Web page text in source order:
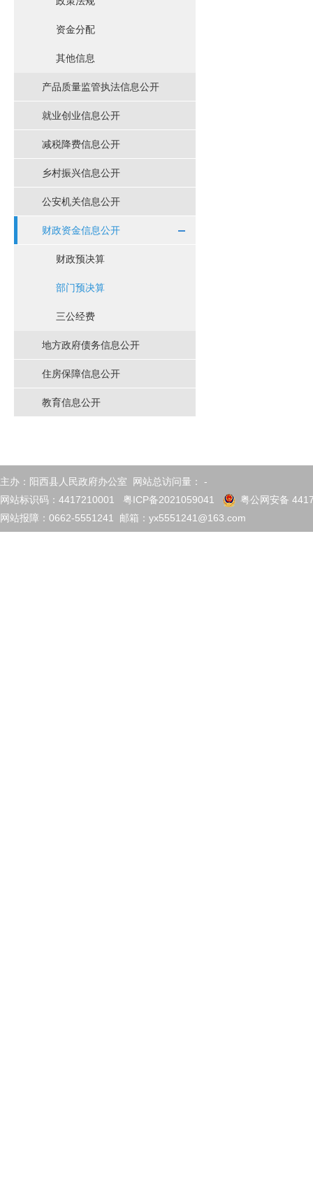
资金分配
其他信息
产品质量监管执法信息公开
就业创业信息公开
减税降费信息公开
乡村振兴信息公开
公安机关信息公开
财政资金信息公开
财政预决算
部门预决算
三公经费
地方政府债务信息公开
住房保障信息公开
教育信息公开
主办：阳西县人民政府办公室 网站总访问量： -
网站标识码：4417210001 粤ICP备2021059041
粤公网安备
网站报障：0662-5551241 邮箱：yx5551241@163.com